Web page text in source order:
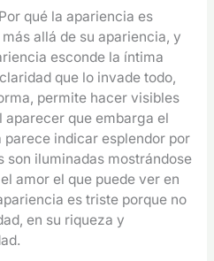
qué la apariencia es
allá de su apariencia, y
esconde la íntima
que lo invade todo,
permite hacer visibles
aparecer que embarga el
parece indicar esplendor por
son iluminadas mostrándose
amor el que puede ver en
es triste porque no
en su riqueza y